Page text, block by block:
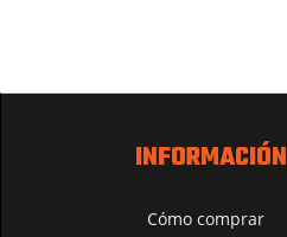
INFORMACIÓN
Cómo comprar